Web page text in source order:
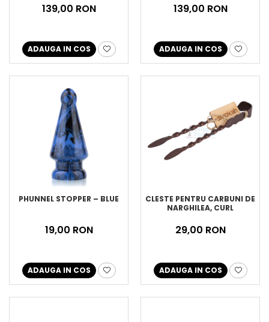
139,00 RON
ADAUGA IN COS
139,00 RON
ADAUGA IN COS
PHUNNEL STOPPER – BLUE
19,00 RON
ADAUGA IN COS
CLESTE PENTRU CARBUNI DE
NARGHILEA, CURL
29,00 RON
ADAUGA IN COS